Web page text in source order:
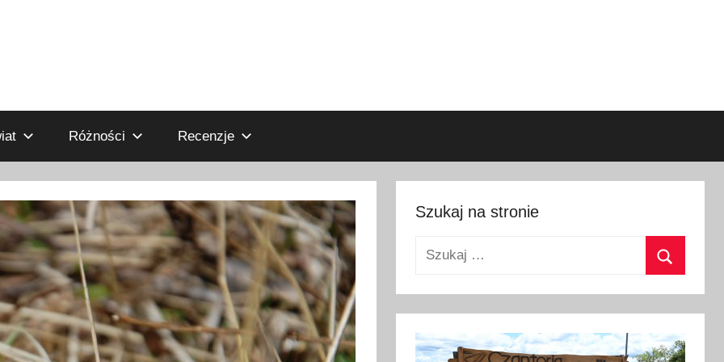
Różności Recenzje
Szukaj na stronie
Szukaj: